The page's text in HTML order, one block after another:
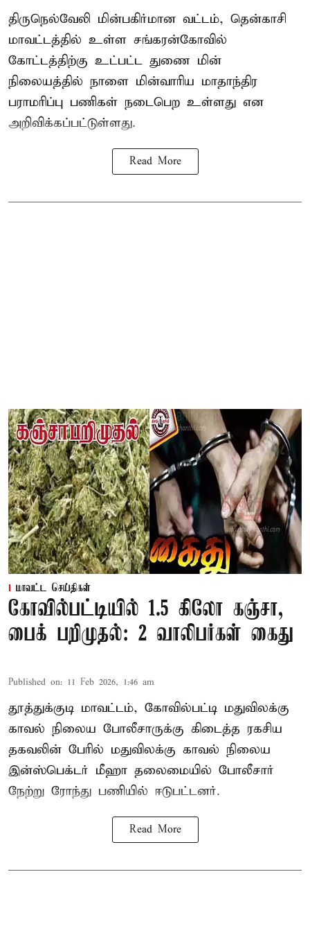
திருநெல்வேலி மின்பகிர்மான வட்டம், தென்காசி
மாவட்டத்தில் உள்ள சங்கரன்கோவில்
கோட்டத்திற்கு உட்பட்ட துணை மின்
நிலையத்தில் நாளை மின்வாரிய மாதாந்திர
பராமரிப்பு பணிகள் நடைபெற உள்ளது என
அறிவிக்கப்பட்டுள்ளது.
Read More
மாவட்ட செய்திகள்
கோவில்பட்டியில் 1.5 கிலோ கஞ்சா,
பைக் பறிமுதல்: 2 வாலிபர்கள் கைது
Published on: 11 Feb 2026, 1:46 am
தூத்துக்குடி மாவட்டம், கோவில்பட்டி மதுவிலக்கு
காவல் நிலைய போலீசாருக்கு கிடைத்த ரகசிய
தகவலின் பேரில் மதுவிலக்கு காவல் நிலைய
இன்ஸ்பெக்டர் மீஹா தலைமையில் போலீசார்
நேற்று ரோந்து பணியில் ஈடுபட்டனர்.
Read More